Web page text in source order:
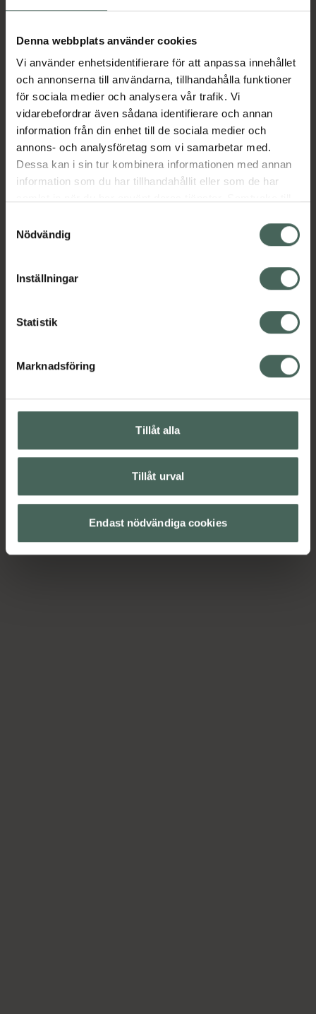
Denna webbplats använder cookies
Vi använder enhetsidentifierare för att anpassa innehållet
och annonserna till användarna, tillhandahålla funktioner
för sociala medier och analysera vår trafik. Vi
vidarebefordrar även sådana identifierare och annan
information från din enhet till de sociala medier och
annons- och analysföretag som vi samarbetar med.
Dessa kan i sin tur kombinera informationen med annan
information som du har tillhandahållit eller som de har
återkalla ditt samtycke via webbplatsens
cookieinställningar. Ett återkallat samtycke påverkar inte
lagligheten av behandling som skett innan återkallelsen.
Nödvändig
Inställningar
Statistik
Marknadsföring
Tillåt alla
Tillåt urval
Endast nödvändiga cookies